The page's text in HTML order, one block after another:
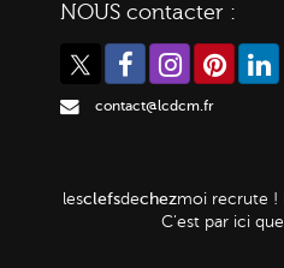
NOUS contacter :
contact@lcdcm.fr
lesclefsdechezmoi recrute !
C'est par ici